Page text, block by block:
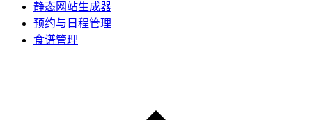
静态网站生成器
预约与日程管理
食谱管理